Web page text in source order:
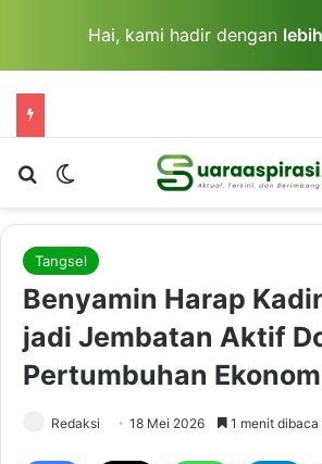
Hai, kami hadir dengan
Cari berita...Switch skin
Tangsel
Benyamin Harap
jadi Jembatan Aktif
Pertumbuhan
Redaksi 18 Mei 2026 1 menit dibaca